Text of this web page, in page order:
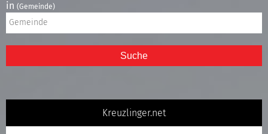
in (Gemeinde)
Suche
Kreuzlinger.net